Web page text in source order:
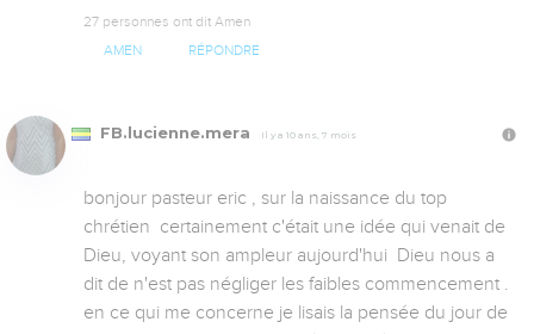
27 personnes ont dit Amen
AMEN RÉPONDRE
FB.lucienne.mera Il y a 10 ans, 7 mois
bonjour pasteur eric , sur la naissance du top
chrétien  certainement c'était une idée qui venait de
Dieu, voyant son ampleur aujourd'hui  Dieu nous a
dit de n'est pas négliger les faibles commencement .
en ce qui me concerne je lisais la pensée du jour de